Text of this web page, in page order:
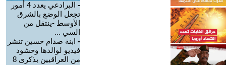
-
البرادعي يعدد 4 أمور
تجعل الوضع بالشرق
الأوسط -ينتقل من
السي ...
- ابنة صدام حسين تنشر
فيديو لوالدها وحشود
من العراقيين بذكرى 8